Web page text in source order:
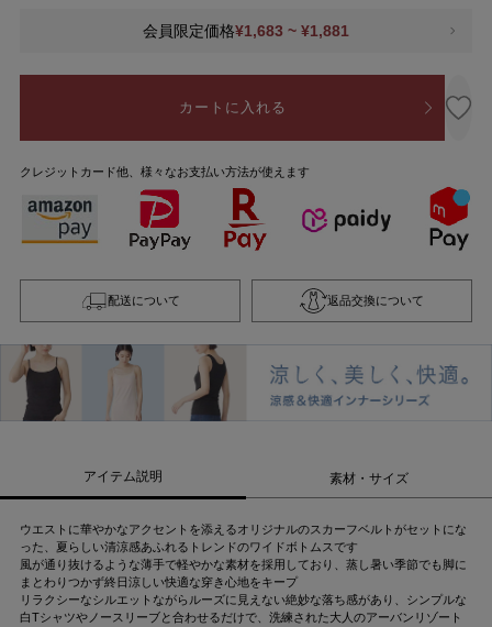
会員限定価格¥1,683 ~ ¥1,881
カートに入れる
クレジットカード他、様々なお支払い方法が使えます
配送について 返品交換について
アイテム説明 素材・サイズ
ウエストに華やかなアクセントを添えるオリジナルのスカーフベルトがセットにな
った、夏らしい清涼感あふれるトレンドのワイドボトムスです
風が通り抜けるような薄手で軽やかな素材を採用しており、蒸し暑い季節でも脚に
まとわりつかず終日涼しい快適な穿き心地をキープ
リラクシーなシルエットながらルーズに見えない絶妙な落ち感があり、シンプルな
白Tシャツやノースリーブと合わせるだけで、洗練された大人のアーバンリゾート